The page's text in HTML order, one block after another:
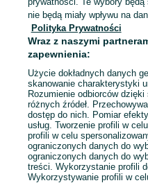
Odśwież lub
nie będą miały wpływu na
Polityka Prywatności
Wraz z naszymi
zapewnienia:
Użycie dokładnych danych
skanowanie charakterystyki
Rozumienie odbiorców
różnych źródeł.
dostęp do nich. Pomiar
usług. Tworzenie profili w
profili w celu
ograniczonych danych do
ograniczonych danych do
treści. Wykorzystanie profili
Wykorzystywanie profili w